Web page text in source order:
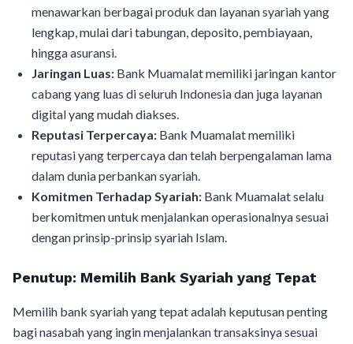
menawarkan berbagai produk dan layanan syariah yang
lengkap, mulai dari tabungan, deposito, pembiayaan,
hingga asuransi.
Jaringan Luas: Bank Muamalat memiliki jaringan kantor
cabang yang luas di seluruh Indonesia dan juga layanan
digital yang mudah diakses.
Reputasi Terpercaya: Bank Muamalat memiliki
reputasi yang terpercaya dan telah berpengalaman lama
dalam dunia perbankan syariah.
Komitmen Terhadap Syariah: Bank Muamalat selalu
berkomitmen untuk menjalankan operasionalnya sesuai
dengan prinsip-prinsip syariah Islam.
Penutup: Memilih Bank Syariah yang Tepat
Memilih bank syariah yang tepat adalah keputusan penting
bagi nasabah yang ingin menjalankan transaksinya sesuai